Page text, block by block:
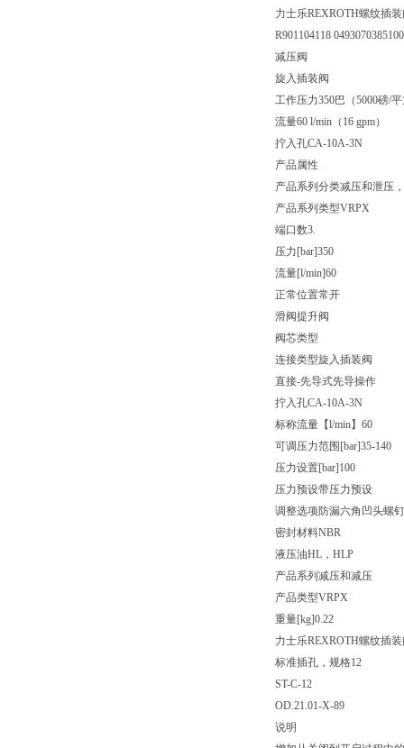
力士乐REXROTH螺纹插
R901104118
减压阀
旋入插装阀
工作压力350巴（5000磅/
流量60 l/min（16 gpm）
拧入孔CA-10A-3N
产品属性
产品系列分类减压和泄压
产品系列类型VRPX
端口数3.
压力[bar]350
流量[l/min]60
正常位置常开
滑阀提升阀
阀芯类型
连接类型旋入插装阀
直接-先导式先导操作
拧入孔CA-10A-3N
标称流量【l/min】 60
可调压力范围[bar]35-140
压力设置[bar]100
压力预设带压力预设
调整选项 防漏六角凹头螺钉
密封材料NBR
液压油HL，HLP
产品系列 减压和减压
产品类型VRPX
重量[kg]0.22
力士乐REXROTH螺纹插
标准插孔，规格12
ST-C-12
OD.21.01-X-89
说明